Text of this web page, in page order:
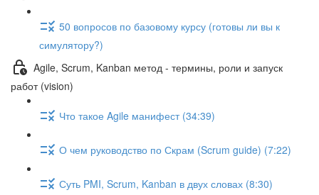
50 вопросов по базовому курсу (готовы ли вы к
симулятору?)
Agile, Scrum, Kanban метод - термины, роли и запуск
работ (vision)
Что такое Agile манифест (34:39)
О чем руководство по Скрам (Scrum guide) (7:22)
Суть PMI, Scrum, Kanban в двух словах (8:30)